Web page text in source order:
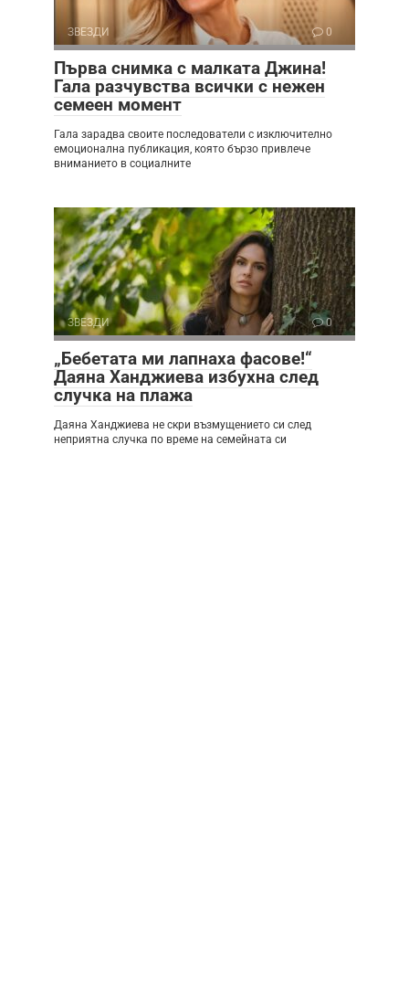
ЗВЕЗДИ 0
Първа снимка с малката Джина!
Гала разчувства всички с нежен
семеен момент
Гала зарадва своите последователи с изключително
емоционална публикация, която бързо привлече
вниманието в социалните
ЗВЕЗДИ 0
„Бебетата ми лапнаха фасове!“
Даяна Ханджиева избухна след
случка на плажа
Даяна Ханджиева не скри възмущението си след
неприятна случка по време на семейната си